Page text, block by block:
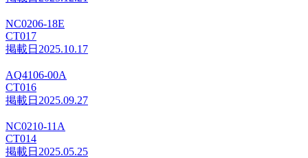
NC0206-18E
CT017
掲載日 2025.10.17
AQ4106-00A
CT016
掲載日 2025.09.27
NC0210-11A
CT014
掲載日 2025.05.25